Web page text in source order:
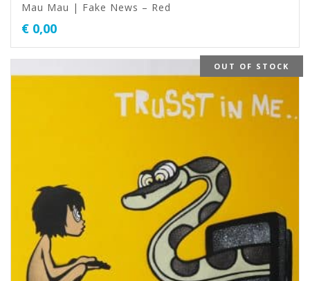
Mau Mau | Fake News – Red
€ 0,00
OUT OF STOCK